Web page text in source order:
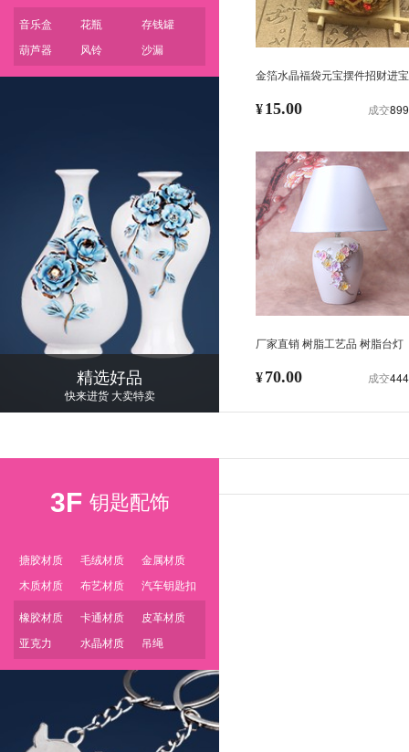
音乐盒 花瓶
存钱罐
葫芦器
风铃 沙漏
精选好品
快来进货 大卖特卖
金箔水晶福袋元宝摆件招财进宝
¥15.00 成交899
厂家直销 树脂工艺品 树脂台灯
¥70.00 成交444
3F 钥匙配饰
搪胶材质 毛绒材质
金属材质
木质材质
布艺材质 汽车钥匙扣
橡胶材质 卡通材质
皮革材质
亚克力
水晶材质 吊绳